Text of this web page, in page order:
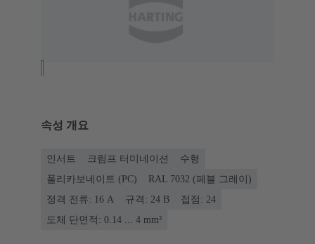
속성 개요
인서트 크림프 터미네이션
수형
폴리카보네이트 (PC)
RAL 7032 (페블 그레이)
정격 전류: ‌16 A
규격: 24 B
접점: 24
도체 단면적: 0.14 ... 4 mm²